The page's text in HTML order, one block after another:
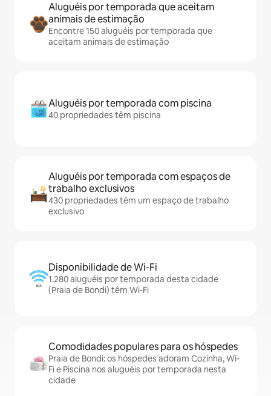
Aluguéis por temporada que aceitam
animais de estimação
Encontre 150 aluguéis por temporada que
aceitam animais de estimação
Aluguéis por temporada com piscina
40 propriedades têm piscina
Aluguéis por temporada com espaços de
trabalho exclusivos
430 propriedades têm um espaço de trabalho
exclusivo
Disponibilidade de Wi-Fi
1.280 aluguéis por temporada desta cidade
(Praia de Bondi) têm Wi-Fi
Comodidades populares para os hóspedes
Praia de Bondi: os hóspedes adoram Cozinha, Wi-
Fi e Piscina nos aluguéis por temporada nesta
cidade